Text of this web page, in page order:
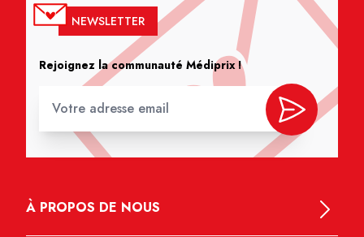
NEWSLETTER
Rejoignez la communauté Médiprix !
À PROPOS DE NOUS